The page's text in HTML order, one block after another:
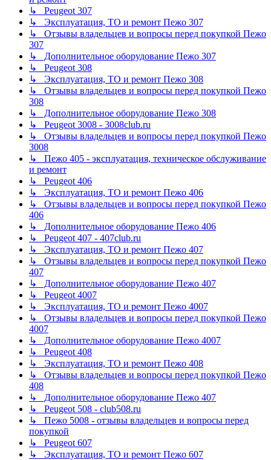
↳ Peugeot 307
↳ Эксплуатация, ТО и ремонт Пежо 307
↳ Отзывы владельцев и вопросы перед покупкой Пежо
307
↳ Дополнительное оборудование Пежо 307
↳ Peugeot 308
↳ Эксплуатация, ТО и ремонт Пежо 308
↳ Отзывы владельцев и вопросы перед покупкой Пежо
308
↳ Дополнительное оборудование Пежо 308
↳ Peugeot 3008 - 3008club.ru
↳ Отзывы владельцев и вопросы перед покупкой Пежо
3008
↳ Пежо 405 - эксплуатация, техническое обслуживание
и ремонт
↳ Peugeot 406
↳ Эксплуатация, ТО и ремонт Пежо 406
↳ Отзывы владельцев и вопросы перед покупкой Пежо
406
↳ Дополнительное оборудование Пежо 406
↳ Peugeot 407 - 407club.ru
↳ Эксплуатация, ТО и ремонт Пежо 407
↳ Отзывы владельцев и вопросы перед покупкой Пежо
407
↳ Дополнительное оборудование Пежо 407
↳ Peugeot 4007
↳ Эксплуатация, ТО и ремонт Пежо 4007
↳ Отзывы владельцев и вопросы перед покупкой Пежо
4007
↳ Дополнительное оборудование Пежо 4007
↳ Peugeot 408
↳ Эксплуатация, ТО и ремонт Пежо 408
↳ Отзывы владельцев и вопросы перед покупкой Пежо
408
↳ Дополнительное оборудование Пежо 407
↳ Peugeot 508 - club508.ru
↳ Пежо 5008 - отзывы владельцев и вопросы перед
покупкой
↳ Peugeot 607
↳ Эксплуатация, ТО и ремонт Пежо 607